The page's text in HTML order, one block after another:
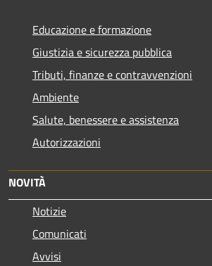
Educazione e formazione
Giustizia e sicurezza pubblica
Tributi, finanze e contravvenzioni
Ambiente
Salute, benessere e assistenza
Autorizzazioni
NOVITÀ
Notizie
Comunicati
Avvisi